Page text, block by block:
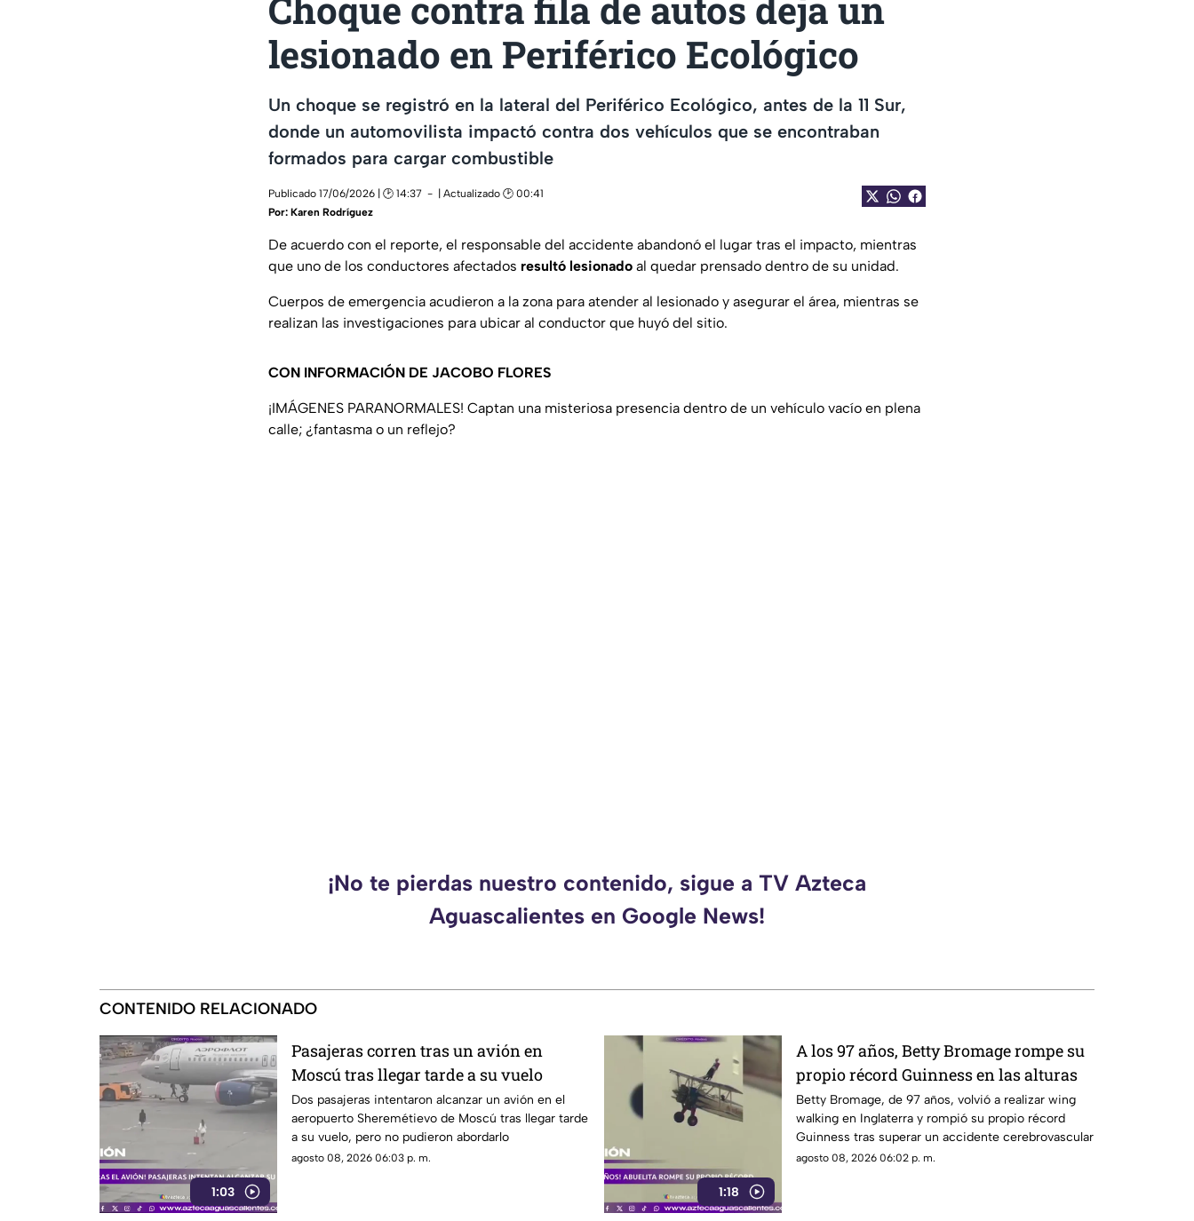
lesionado en Periférico Ecológico
Un choque se registró en la lateral del Periférico Ecológico, antes de la 11 Sur,
donde un automovilista impactó contra dos vehículos que se encontraban
formados para cargar combustible
Publicado 17/06/2026 | 🕑 14:37
| Actualizado 🕑 00:41
Por: Karen Rodríguez
De acuerdo con el reporte, el responsable del accidente abandonó el lugar tras el impacto, mientras
que uno de los conductores afectados resultó lesionado al quedar prensado dentro de su unidad.
Cuerpos de emergencia acudieron a la zona para atender al lesionado y asegurar el área, mientras se
realizan las investigaciones para ubicar al conductor que huyó del sitio.
CON INFORMACIÓN DE JACOBO FLORES
¡IMÁGENES PARANORMALES! Captan una misteriosa presencia dentro de un vehículo vacío en plena
calle; ¿fantasma o un reflejo?
¡No te pierdas nuestro contenido, sigue a TV Azteca
Aguascalientes en Google News!
CONTENIDO RELACIONADO
1:03
Pasajeras corren tras un avión en
Moscú tras llegar tarde a su vuelo
Dos pasajeras intentaron alcanzar un avión en el
aeropuerto Sheremétievo de Moscú tras llegar tarde
a su vuelo, pero no pudieron abordarlo
agosto 08, 2026 06:03 p. m.
1:18
A los 97 años, Betty Bromage rompe su
propio récord Guinness en las alturas
Betty Bromage, de 97 años, volvió a realizar wing
walking en Inglaterra y rompió su propio récord
Guinness tras superar un accidente cerebrovascular
agosto 08, 2026 06:02 p. m.